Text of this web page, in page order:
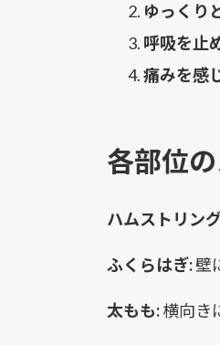
ゆっくり
呼吸を止
痛みを感
各部位
ハムストリン
ふくらはぎ:壁
太もも:横向き